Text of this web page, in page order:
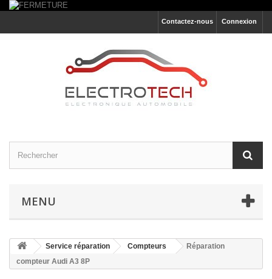
Connexion
Contactez-nous
MENU
Service réparation Compteurs
Réparation
compteur Audi A3 8P